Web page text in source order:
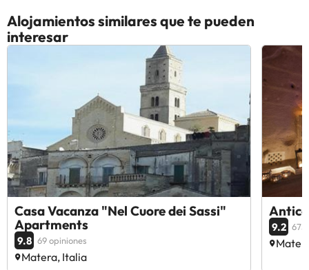
Alojamientos similares que te pueden
interesar
Casa Vacanza "Nel Cuore dei Sassi"
Apartments
9.8 69 opiniones
Matera, Italia
Antico
9.2 675